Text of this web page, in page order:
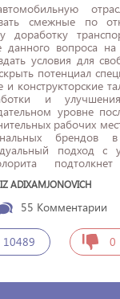
смежные по
доработку
вопроса на
условия для
потенциал
и конструкторские
и улучшения
уровне
рабочих
брендов
подход с
для
ADIXAMJONOVICH
55 Комментарии
10489 0